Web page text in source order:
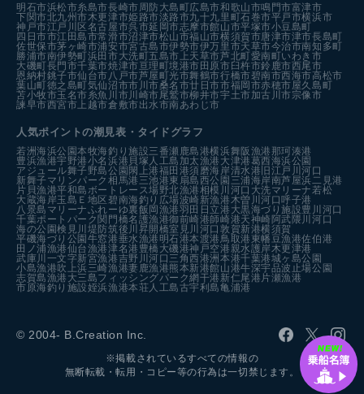
明石市浜松市糸島市長崎市 周防大島町広島市和歌山市鳴門市富津市
下関市北九州市木更津市姫路市淡路市九十九里町石巻市平戸市横浜市
神戸市江戸川区名古屋市呉市延岡市志摩市館山市平塚市小豆島町
四日市市江田島市常滑市沼津市松山市福山市横須賀市唐津市津市長島町
佐世保市茅ヶ崎市浦安市宮古島市伊勢市伊万里市天草市今治市南知多町
勝浦市南伊勢町浜田市大洗町五島市 上天草市芦北町愛南町いわき市
大磯町長門市千葉市焼津市亘理町境港市田原市臼杵市鈴鹿市西尾市
恩納村銚子市仙台市 八戸市芦屋町光市舞鶴市行橋市碧南市西海市高松市
葉山町徳之島町気仙沼市市川市桑名市廿日市市福岡市赤穂市屋久島町
苫小牧市玉名市糸魚川市 川崎市尾鷲市柳井市宇土市加古川市宗像市
諫早市西宮市 上越市倉敷市出水市南あわじ市
人気ポイントの潮見表・タイドグラフ
若洲海浜公園本牧海釣り施設三番瀬 鹿島港横浜舞阪漁港 那珂湊港
豊浜漁港宇野港小名浜港 貝塚人工島 加太漁港 大津港葛西海浜公園
アジュール舞子野島公園閖上港福田港須磨海岸清水港 旧江戸川河口
新舞子マリンパーク 相馬港 三池港東扇島西公園 三浦海岸南芦屋浜 二見港
片貝漁港平和島ボートレース場野北漁港相模川河口 大洗マリーナ 若松
大蔵海岸玉島Ｅ地区碧南海釣り広場波崎新漁港 木曽川河口呼子港
八景島マリーナふれーゆ裏飯岡漁港羽田 日立港 大黒海づり施設豊川河口
千葉ポートパーク関門橋名護漁港御前崎港師崎港天神崎阿武隈川河口
海の公園検見川堤防筑後川昇開橋室見川河口敦賀新港横須賀
平磯海づり公園牛窓港垂水漁港 明石港本渡港 鳥取港 東幡豆漁港佐伯港
田ノ浦漁港仙台漁港津名港 豊橋 大磯港神戸空港親水護岸 木更津港
武庫川一文字新宮漁港吉野川河口 三角西港洲本港千葉港城ヶ島公園
小島漁港吹上浜三崎漁港妻鹿漁港熊本新港館山港牛深宇品波止場公園
志賀島漁港 大三島フィッシングパーク網干港 新仁尾港 片瀬漁港
市原海釣り施設姪浜漁港本荘人工島古宇利島亀浦港
© 2004- B.Creation Inc.
※掲載されているすべての情報の
無断転載・転用・コピー等の行為は一切禁じます。